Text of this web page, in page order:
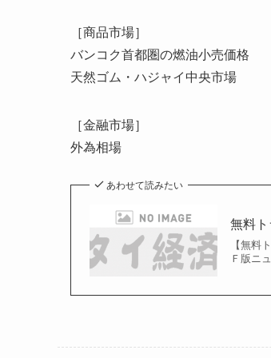
［商品市場］
バンコク首都圏の燃油小売価格
天然ゴム・ハジャイ中央市場
［金融市場］
外為相場
あわせて読みたい
無料
【無料
Ｆ版ニ